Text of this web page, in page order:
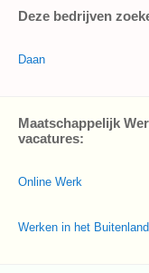
Deze bedrijven
Daan
Maatschappelijk
vacatures:
Online Werk
Werken in het Buitenland